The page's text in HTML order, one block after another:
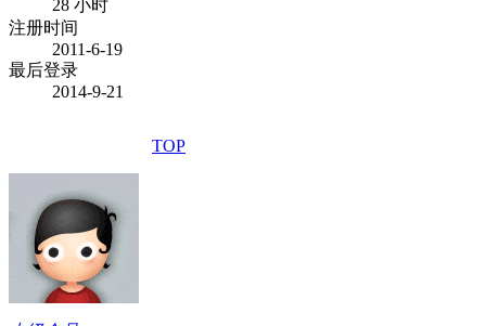
28 小时
注册时间
2011-6-19
最后登录
2014-9-21
TOP